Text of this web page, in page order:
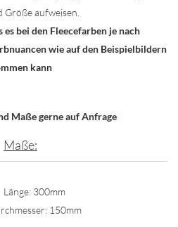
Größe aufweisen.
es bei den Fleecefarben je nach
wie auf den Beispielbildern
kann
Maße gerne auf Anfrage
Maße:
Länge: 300mm
150mm